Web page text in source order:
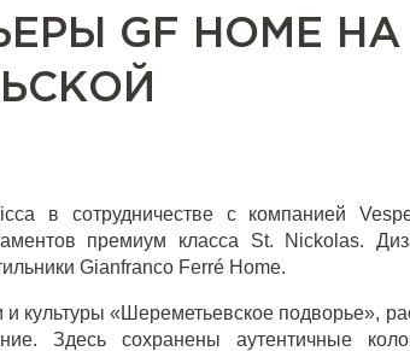
GF HOME НА
в сотрудничестве с компанией
премиум класса St. Nickolas.
Gianfranco Ferré Home.
и культуры «Шереметьевское подворье»,
Здесь сохранены аутентичные